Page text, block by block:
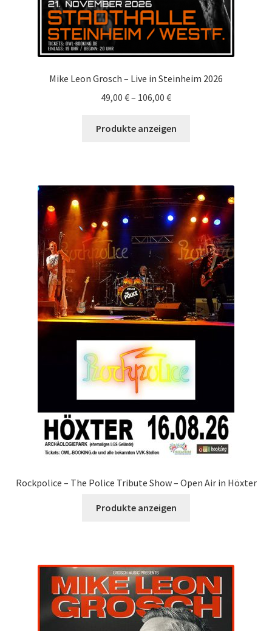
Mike Leon Grosch – Live in Steinheim 2026
49,00 €– 106,00 €
Produkte anzeigen
Rockpolice – The Police Tribute Show – Open Air in Höxter
Produkte anzeigen